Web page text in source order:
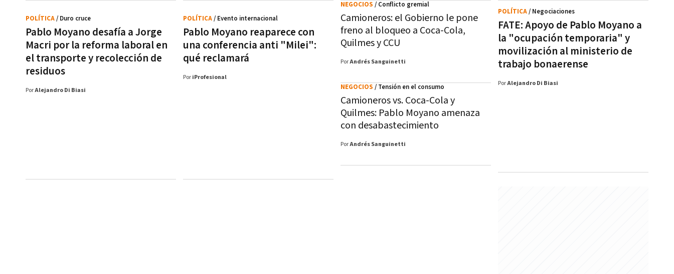
Pablo Moyano desafía a Jorge
Macri por la reforma laboral en
el transporte y recolección de
residuos
POLÍTICA/ Duro cruce
PorAlejandro Di Biasi
Pablo Moyano reaparece con
una conferencia anti "Milei":
qué reclamará
POLÍTICA/ Evento internacional
Por iProfesional
Camioneros: el Gobierno le pone
freno al bloqueo a Coca-Cola,
Quilmes y CCU
NEGOCIOS / Conflicto gremial
PorAndrés Sanguinetti
Camioneros vs. Coca-Cola y
Quilmes: Pablo Moyano amenaza
con desabastecimiento
NEGOCIOS / Tensión en el consumo
PorAndrés Sanguinetti
FATE: Apoyo de Pablo Moyano a
la "ocupación temporaria" y
movilización al ministerio de
trabajo bonaerense
POLÍTICA/ Negociaciones
PorAlejandro Di Biasi